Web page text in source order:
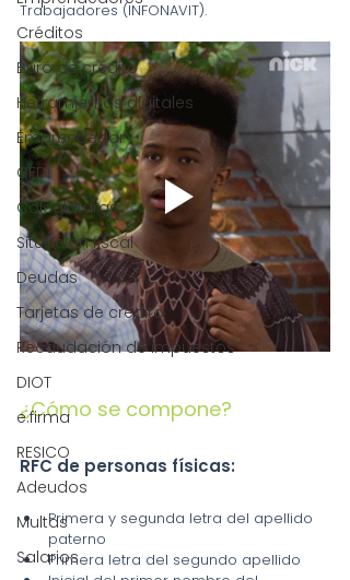
Créditos
Buró de crédito
Herramientas digitales
Emprendedor
CFDI
Colegiaturas
Situación fiscal
Deudas
Tarjetas de crédito
Recaudación de impuestos
DIOT
e.firma
RESICO
Adeudos
Multas
Salarios
Trabajadores (INFONAVIT).
¿Cómo se compone?
RFC de personas físicas:
Primera y segunda letra del apellido
paterno
Primera letra del segundo apellido